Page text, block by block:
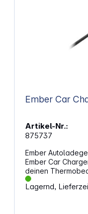
Ember Car
Artikel-Nr.:
875737
Ember
Ember Car
deinen
aufrechterhalten.
somit auf einer
Lagernd,